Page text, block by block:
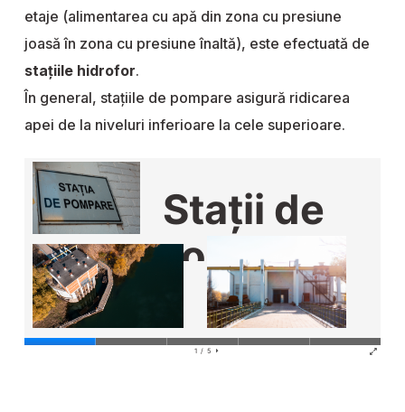
etaje (alimentarea cu apă din zona cu presiune
joasă în zona cu presiune înaltă), este efectuată de
staţiile hidrofor.
În general, staţiile de pompare asigură ridicarea
apei de la niveluri inferioare la cele superioare.